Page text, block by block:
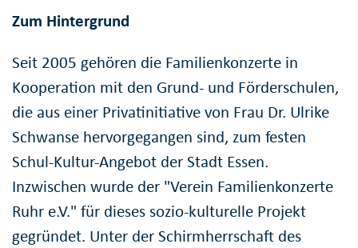
Zum Hintergrund
Seit 2005 gehören die Familienkonzerte in
Kooperation mit den Grund- und Förderschulen,
die aus einer Privatinitiative von Frau Dr. Ulrike
Schwanse hervorgegangen sind, zum festen
Schul-Kultur-Angebot der Stadt Essen.
Inzwischen wurde der "Verein Familienkonzerte
Ruhr e.V." für dieses sozio-kulturelle Projekt
gegründet. Unter der Schirmherrschaft des